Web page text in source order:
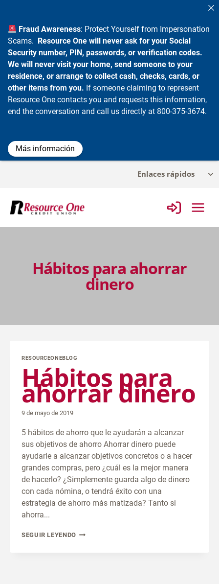
Enlaces rápidos
Hábitos para ahorrar
dinero
RESOURCEONEBLOG
Hábitos para
ahorrar dinero
9 de mayo de 2019
5 hábitos de ahorro que le ayudarán a alcanzar
sus objetivos de ahorro Ahorrar dinero puede
ayudarle a alcanzar objetivos concretos o a hacer
grandes compras, pero ¿cuál es la mejor manera
de hacerlo? ¿Simplemente guarda algo de dinero
con cada nómina, o tendrá éxito con una
estrategia de ahorro más matizada? Tanto si
ahorra...
SEGUIR LEYENDOHÁBITOS
Fraud Awareness: Protect Yourself from Impersonation
Scams. Resource One will never ask for your Social
Security number, PIN, passwords, or verification codes.
We will never visit your home, send someone to your
residence, or arrange to collect cash, checks, cards, or
other items from you. If someone claiming to represent
Resource One contacts you and requests this information,
end the conversation and call us directly at 800-375-3674.
Más información